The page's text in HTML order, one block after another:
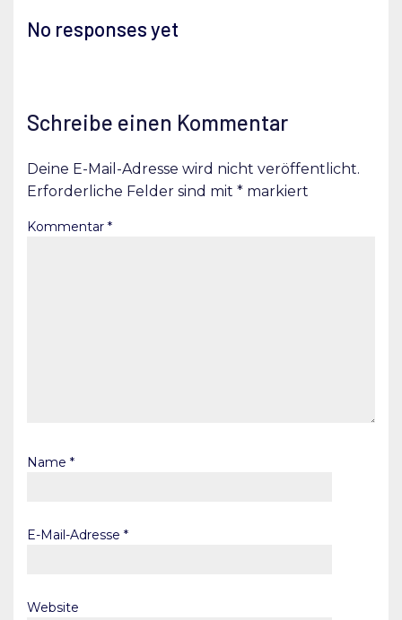
No responses yet
Schreibe einen Kommentar
Deine E-Mail-Adresse wird nicht veröffentlicht.
Erforderliche Felder sind mit * markiert
Kommentar *
Name *
E-Mail-Adresse *
Website